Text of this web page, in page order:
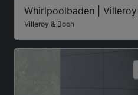
Whirlpoolbaden |
Villeroy & Boch